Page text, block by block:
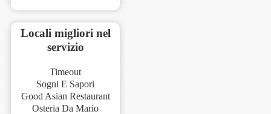
Locali migliori nel
servizio
Timeout
Sogni E Sapori
Good Asian Restaurant
Osteria Da Mario